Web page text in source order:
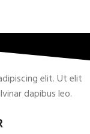
elit. Ut elit
dapibus leo.